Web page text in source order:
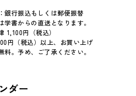
銀行振込もしくは郵便振替
学書からの直送となります。
1,100円（税込）
円（税込）以上、お買い上げ
料。予め、ご了承ください。
ダー